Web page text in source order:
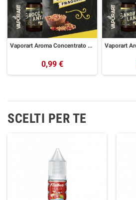
Vaporart Aroma Concentrato Crocc Ante 10ml
0,99 €
SCELTI PER TE